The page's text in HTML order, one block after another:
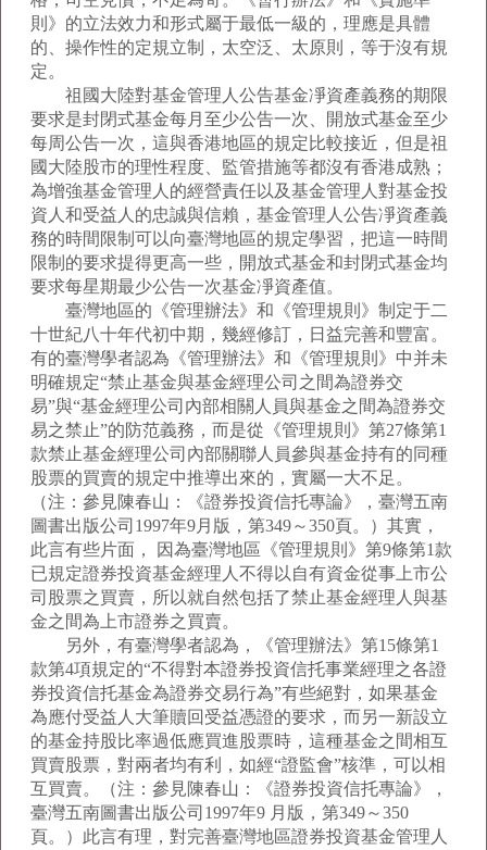
則》的立法效力和形式屬于最低一級的，理應是具體
的、操作性的定規立制，太空泛、太原則，等于沒有規
定。
祖國大陸對基金管理人公告基金凈資產義務的期限
要求是封閉式基金每月至少公告一次、開放式基金至少
每周公告一次，這與香港地區的規定比較接近，但是祖
國大陸股市的理性程度、監管措施等都沒有香港成熟；
為增強基金管理人的經營責任以及基金管理人對基金投
資人和受益人的忠誠與信賴，基金管理人公告凈資產義
務的時間限制可以向臺灣地區的規定學習，把這一時間
限制的要求提得更高一些，開放式基金和封閉式基金均
要求每星期最少公告一次基金凈資產值。
臺灣地區的《管理辦法》和《管理規則》制定于二
十世紀八十年代初中期，幾經修訂，日益完善和豐富。
有的臺灣學者認為《管理辦法》和《管理規則》中并未
明確規定“禁止基金與基金經理公司之間為證券交
易”與“基金經理公司內部相關人員與基金之間為證券交
易之禁止”的防范義務，而是從《管理規則》第27條第1
款禁止基金經理公司內部關聯人員參與基金持有的同種
股票的買賣的規定中推導出來的，實屬一大不足。
（注：參見陳春山：《證券投資信托專論》，臺灣五南
圖書出版公司1997年9月版，第349～350頁。）其實，
此言有些片面， 因為臺灣地區《管理規則》第9條第1款
已規定證券投資基金經理人不得以自有資金從事上市公
司股票之買賣，所以就自然包括了禁止基金經理人與基
金之間為上市證券之買賣。
另外，有臺灣學者認為，《管理辦法》第15條第1
款第4項規定的“不得對本證券投資信托事業經理之各證
券投資信托基金為證券交易行為”有些絕對，如果基金
為應付受益人大筆贖回受益憑證的要求，而另一新設立
的基金持股比率過低應買進股票時，這種基金之間相互
買賣股票，對兩者均有利，如經“證監會”核準，可以相
互買賣。（注：參見陳春山：《證券投資信托專論》，
臺灣五南圖書出版公司1997年9 月版，第349～350
頁。）此言有理，對完善臺灣地區證券投資基金管理人